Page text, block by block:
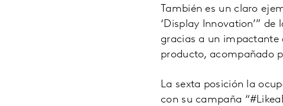
También es un claro
‘Display Innovation’”
gracias a un impactante
producto, acompañado
La sexta posición la
con su campaña